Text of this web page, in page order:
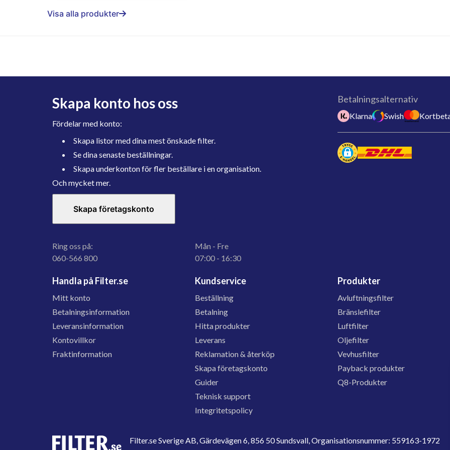
Visa alla produkter
Skapa konto hos oss
Fördelar med konto:
Skapa listor med dina mest önskade filter.
Se dina senaste beställningar.
Skapa underkonton för fler beställare i en organisation.
Och mycket mer.
Skapa företagskonto
Ring oss på:
060-566 800
Mån - Fre
07:00 - 16:30
Betalningsalternativ
Klarna Swish
Handla på Filter.se
Mitt konto
Betalningsinformation
Leveransinformation
Kontovillkor
Fraktinformation
Kundservice
Beställning
Betalning
Hitta produkter
Leverans
Reklamation & återköp
Skapa företagskonto
Guider
Teknisk support
Integritetspolicy
Produkter
Avluftningsfilter
Bränslefilter
Luftfilter
Oljefilter
Vevhusfilter
Payback produkter
Q8-Produkter
Filter.se Sverige AB, Gärdevägen 6, 856 50 Sundsvall, Organisationsnummer: 559163-1972